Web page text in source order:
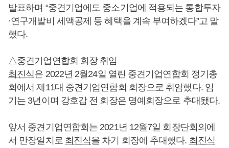
발표하며 “중견기업에도 중소기업에 적용되는 통합투자
·연구개발비 세액공제 등 혜택을 계속 부여하겠다”고 말
했다.
△중견기업연합회 회장 취임
최진식은 2022년 2월24일 열린 중견기업연합회 정기총
회에서 제11대 중견기업연합회 회장으로 취임했다. 임
기는 3년이며 강호갑 전 회장은 명예회장으로 추대됐다.
앞서 중견기업연합회는 2021년 12월7일 회장단회의에
서 만장일치로 최진식을 차기 회장에 추대했다. 최진식